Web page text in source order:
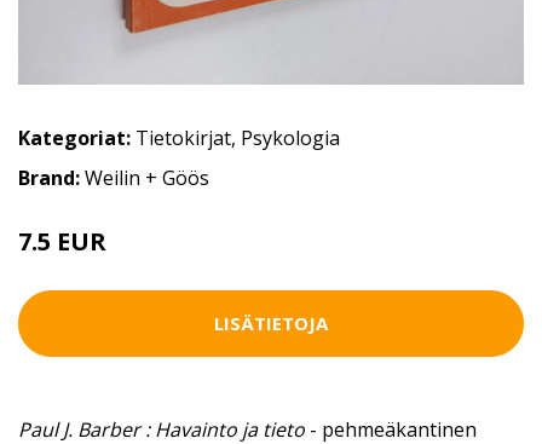
Kategoriat: Tietokirjat, Psykologia
Brand:Weilin + Göös
7.5 EUR
LISÄTIETOJA
Paul J. Barber : Havainto ja tieto - pehmeäkantinen